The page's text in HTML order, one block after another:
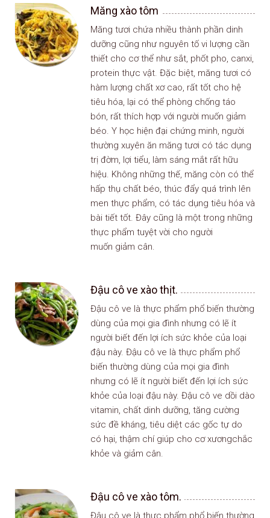
Măng xào tôm
Măng tươi chứa nhiều thành phần dinh
dưỡng cũng như nguyên tố vi lượng cần
thiết cho cơ thể như sắt, phốt pho, canxi,
protein thực vật. Đặc biệt, măng tươi có
hàm lượng chất xơ cao, rất tốt cho hệ
tiêu hóa, lại có thể phòng chống táo
bón, rất thích hợp với người muốn giảm
béo. Y học hiện đại chứng minh, người
thường xuyên ăn măng tươi có tác dụng
trị đờm, lợi tiểu, làm sáng mắt rất hữu
hiệu. Không những thế, măng còn có thể
hấp thụ chất béo, thúc đẩy quá trình lên
men thực phẩm, có tác dụng tiêu hóa và
bài tiết tốt. Đây cũng là một trong những
thực phẩm tuyệt vời cho người
muốn giảm cân.
Đậu cô ve xào thịt.
Đậu cô ve là thực phẩm phổ biến thường
dùng của mọi gia đình nhưng có lẽ ít
người biết đến lợi ích sức khỏe của loại
đậu này. Đậu cô ve là thực phẩm phổ
biến thường dùng của mọi gia đình
nhưng có lẽ ít người biết đến lợi ích sức
khỏe của loại đậu này. Đậu cô ve dồi dào
vitamin, chất dinh dưỡng, tăng cường
sức đề kháng, tiêu diệt các gốc tự do
có hại, thậm chí giúp cho cơ xươngchắc
khỏe và giảm cân.
Đậu cô ve xào tôm.
Đậu cô ve là thực phẩm phổ biến thường